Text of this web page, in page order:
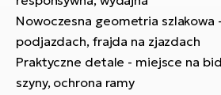
Nowoczesna geometria szlakowa
podjazdach, frajda na zjazdach
Praktyczne detale - miejsce na
szyny, ochrona ramy